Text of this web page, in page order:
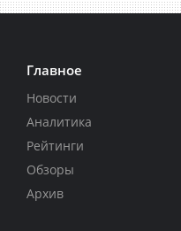
Главное
Новости
Аналитика
Рейтинги
Обзоры
Архив